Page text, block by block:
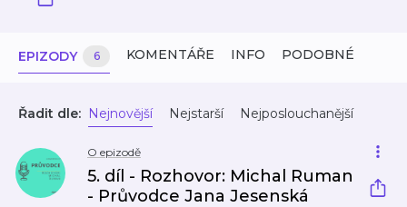
EPIZODY 6 KOMENTÁŘE INFO PODOBNÉ
Řadit dle: Nejnovější Nejstarší Nejposlouchanější
O epizodě
5. díl - Rozhovor: Michal Ruman
- Průvodce Jana Jesenská